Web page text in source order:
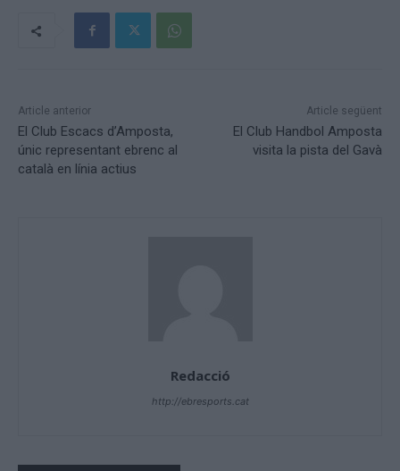
Article anterior
El Club Escacs d’Amposta,
únic representant ebrenc al
català en línia actius
Article següent
El Club Handbol Amposta
visita la pista del Gavà
Redacció
http://ebresports.cat